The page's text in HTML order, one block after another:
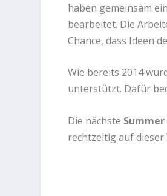
haben gemeinsam
bearbeitet. Die
Chance, dass Ideen
Wie bereits 2014
unterstützt. Dafür
Die nächste
rechtzeitig auf dieser